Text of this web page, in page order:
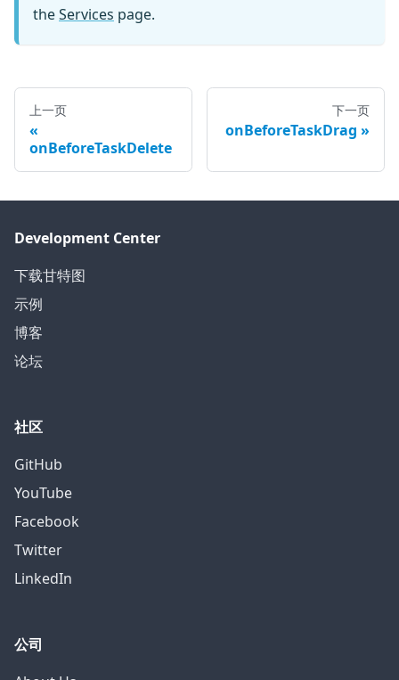
theServices page.
上一页
onBeforeTaskDelete
下一页
onBeforeTaskDrag
Development Center
下载甘特图
示例
博客
论坛
社区
GitHub
YouTube
Facebook
Twitter
LinkedIn
公司